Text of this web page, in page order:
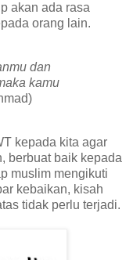
akan ada rasa
orang lain.
dan
kamu
kepada kita agar
berbuat baik kepada
muslim mengikuti
kebaikan, kisah
tidak perlu terjadi.